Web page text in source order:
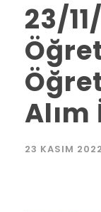
23/
Alım
23 KASIM 2022